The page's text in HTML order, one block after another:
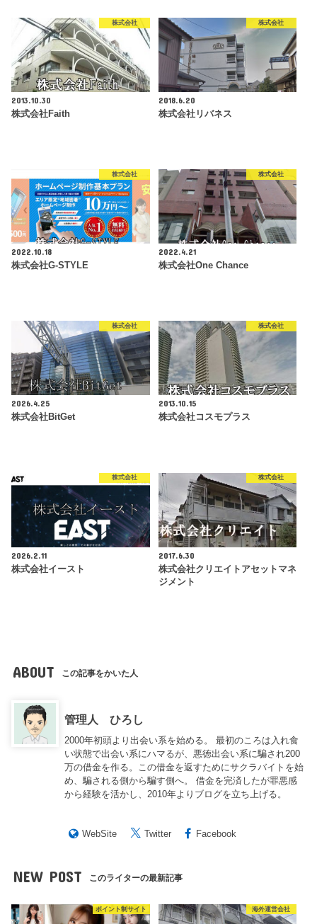
株式会社
2013.10.30
株式会社Faith
株式会社
2018.6.20
株式会社リバネス
株式会社
2022.10.18
株式会社G-STYLE
株式会社
2022.4.21
株式会社One Chance
株式会社
2026.4.25
株式会社BitGet
株式会社
2013.10.15
株式会社コスモプラス
株式会社
2026.2.11
株式会社イースト
株式会社
2017.6.30
株式会社クリエイトアセットマネ
ジメント
ABOUT この記事をかいた人
管理人 ひろし
2000年初頭より出会い系を始める。 最初のころは入れ食
い状態で出会い系にハマるが、悪徳出会い系に騙され200
万の借金を作る。この借金を返すためにサクラバイトを始
め、騙される側から騙す側へ。 借金を完済したが罪悪感
から経験を活かし、2010年よりブログを立ち上げる。
WebSite Twitter Facebook
NEW POST このライターの最新記事
ポイント制サイト 海外運営会社